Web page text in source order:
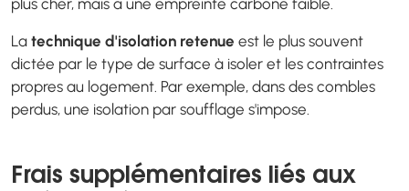
plus cher, mais a une empreinte carbone faible.
La technique d'isolation retenue est le plus souvent
dictée par le type de surface à isoler et les contraintes
propres au logement. Par exemple, dans des combles
perdus, une isolation par soufflage s'impose.
Frais supplémentaires liés aux